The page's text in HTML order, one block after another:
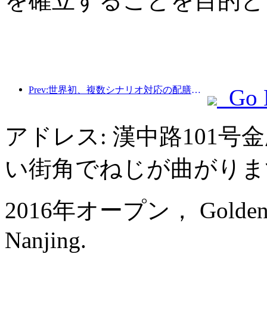
Prev:世界初、複数シナリオ対応の配膳サービスに特化したヒューマノイドロボットが公開
Go
アドレス: 漢中路101号
い街角でねじが曲がり
2016年オープン，
Nanjing.